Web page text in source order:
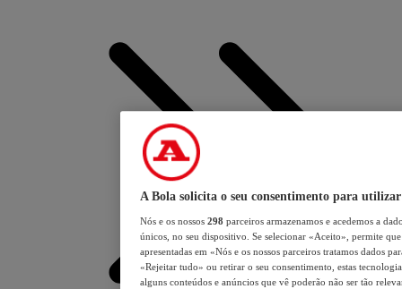
A Bola solicita o seu consentimento para utilizar
Nós e os nossos 298 parceiros armazenamos e acedemos a
únicos, no seu dispositivo. Se selecionar «Aceito», permite
apresentadas em «Nós e os nossos parceiros tratamos dados
«Rejeitar tudo» ou retirar o seu consentimento, estas
alguns conteúdos e anúncios que vê poderão não ser tão